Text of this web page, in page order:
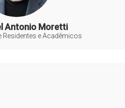
Antonio Moretti
Residentes e Acadêmicos